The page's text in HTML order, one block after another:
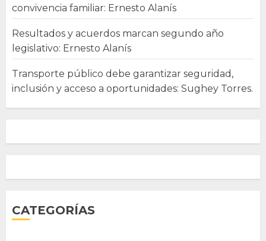
convivencia familiar: Ernesto Alanís
Resultados y acuerdos marcan segundo año
legislativo: Ernesto Alanís
Transporte público debe garantizar seguridad,
inclusión y acceso a oportunidades: Sughey Torres.
CATEGORÍAS